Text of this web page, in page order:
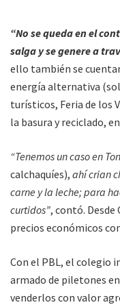
“No se queda en el
salga y se genere a
ello también se
energía alternativa
turísticos, Feria de los
la basura y reciclado,
“Tenemos un caso en
calchaquíes), ahí crian
carne y la leche; para
curtidos”, contó.
precios económicos
Con el PBL, el colegio
armado de piletones
venderlos con valor